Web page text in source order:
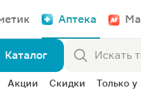
Аптека
Каталог
Акции Скидки Только у